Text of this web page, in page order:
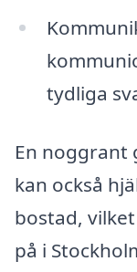
tydliga
En noggrant
kan också
bostad,
på i